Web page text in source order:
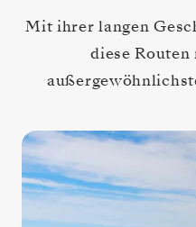
Mit ihrer langen
diese